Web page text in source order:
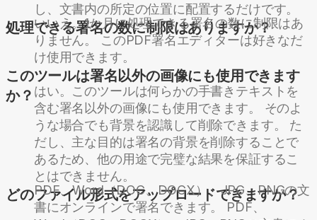
し、文書内の所定の位置に配置するだけです。
処理できる署名の数に制限はありますか？
いいえ。1か月に処理できる署名の数に制限はあ
りません。 このPDF署名エディターは好きなだ
け使用できます。
このツールは署名以外の画像にも使用できます
か？ はい。このツールは何らかの手書きテキストを
含む署名以外の画像にも使用できます。 そのよ
うな場合でも背景を認識して削除できます。 た
だし、主な目的は署名の背景を削除することで
あるため、他の用途で完璧な結果を保証するこ
とはできません。
どのファイル形式をアップロードできますか？
PDF、Word（DOC、DOCX）、JPG、PNGの文
書にオンラインで署名できます。 PDF、